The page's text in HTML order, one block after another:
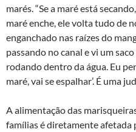
marés. “Se a maré está
maré enche, ele volta tudo de
enganchado nas raízes do
passando no canal e vi um
rodando dentro da água. Eu
maré, vai se espalhar’. É uma
A alimentação das
famílias é diretamente afetada